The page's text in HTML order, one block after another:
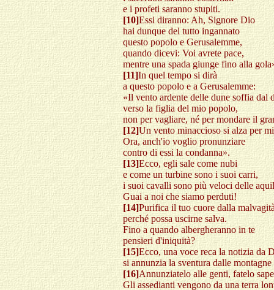
e i profeti saranno stupiti.
[10]Essi diranno: Ah, Signore Dio
hai dunque del tutto ingannato
questo popolo e Gerusalemme,
quando dicevi: Voi avrete pace,
mentre una spada giunge fino alla
[11]In quel tempo si dirà
a questo popolo e a Gerusalemme:
«Il vento ardente delle dune soffia dal
verso la figlia del mio popolo,
non per vagliare, né per mondare il
[12]Un vento minaccioso si alza per
Ora, anch'io voglio pronunziare
contro di essi la condanna».
[13]Ecco, egli sale come nubi
e come un turbine sono i suoi carri,
i suoi cavalli sono più veloci delle
Guai a noi che siamo perduti!
[14]Purifica il tuo cuore dalla
perché possa uscirne salva.
Fino a quando albergheranno in te
pensieri d'iniquità?
[15]Ecco, una voce reca la notizia da
si annunzia la sventura dalle
[16]Annunziatelo alle genti, fatelo
Gli assedianti vengono da una terra